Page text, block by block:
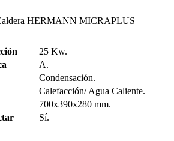
HERMANN MICRAPLUS
25 Kw.
A.
Condensación.
Calefacción/ Agua Caliente.
700x390x280 mm.
Sí.